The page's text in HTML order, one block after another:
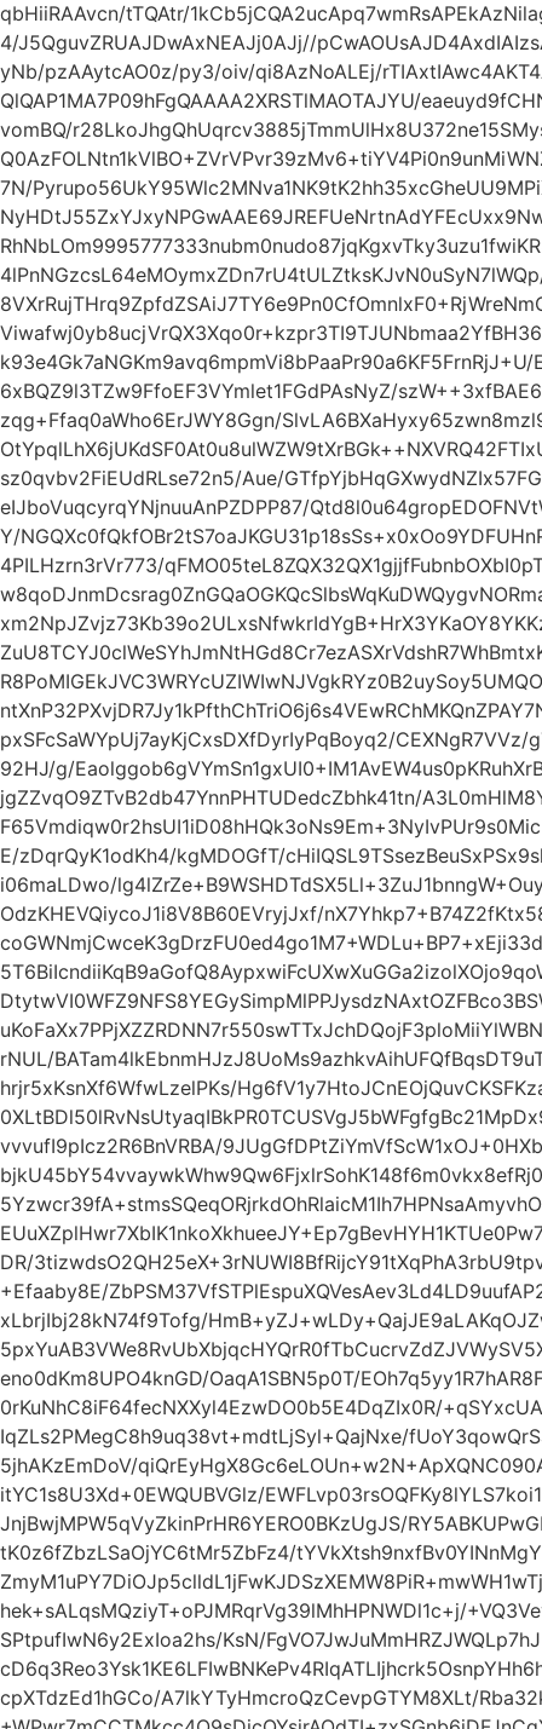
qbHiiRAAvcn/tTQAtr/
4/J5QguvZRUAJDwAxNEAJj0AJj//
yNb/pzAAytcAO0z/py3/oiv/qi8AzNoALEj/
QlQAP1MA7P09hFgQAAAA2XRSTlMAOTAJYU/
vomBQ/
7N/
6xBQZ9l3TZw9FfoEF3VYmlet1FGdPAsNyZ/
zqg+Ffaq0aWho6ErJWY8Ggn/
sz0qvbv2FiEUdRLse72n5/Aue/
eIJboVuqcyrqYNjnuuAnPZDPP87/
Y/
4PILHzrn3rVr773/
pxSFcSaWYpUj7ayKjCxsDXfDyrIyPqBoyq2/
92HJ/g/
jgZZvqO9ZTvB2db47YnnPHTUDedcZbhk41tn/
E/zDqrQyK1odKh4/kgMDOGfT/
i06maLDwo/
OdzKHEVQiycoJ1i8V8B60EVryjJxf/
rNUL/
hrjr5xKsnXf6WfwLzelPKs/
vvvufI9pIcz2R6BnVRBA/
DR/
+Efaaby8E/
xLbrjIbj28kN74f9Tofg/
eno0dKm8UPO4knGD/OaqA1SBN5p0T/
0rKuNhC8iF64fecNXXyl4EzwDO0b5E4DqZIx0R/
IqZLs2PMegC8h9uq38vt+mdtLjSyl+QajNxe/
5jhAKzEmDoV/
itYC1s8U3Xd+0EWQUBVGlz/
JnjBwjMPW5qVyZkinPrHR6YERO0BKzUgJS/
tK0z6fZbzLSaOjYC6tMr5ZbFz4/
hek+sALqsMQziyT+oPJMRqrVg39lMhHPNWDl1c+j/
SPtpufIwN6y2ExIoa2hs/KsN/
cpXTdzEd1hGCo/A7lkYTyHmcroQzCevpGTYM8XLt/